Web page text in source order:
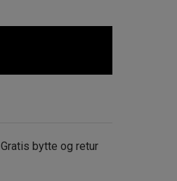
Gratis bytte og retur